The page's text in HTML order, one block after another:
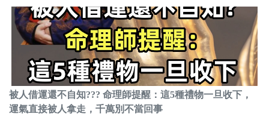
被人借運還不自知??? 命理師提醒：這5種禮物一旦收下，
運氣直接被人拿走，千萬別不當回事